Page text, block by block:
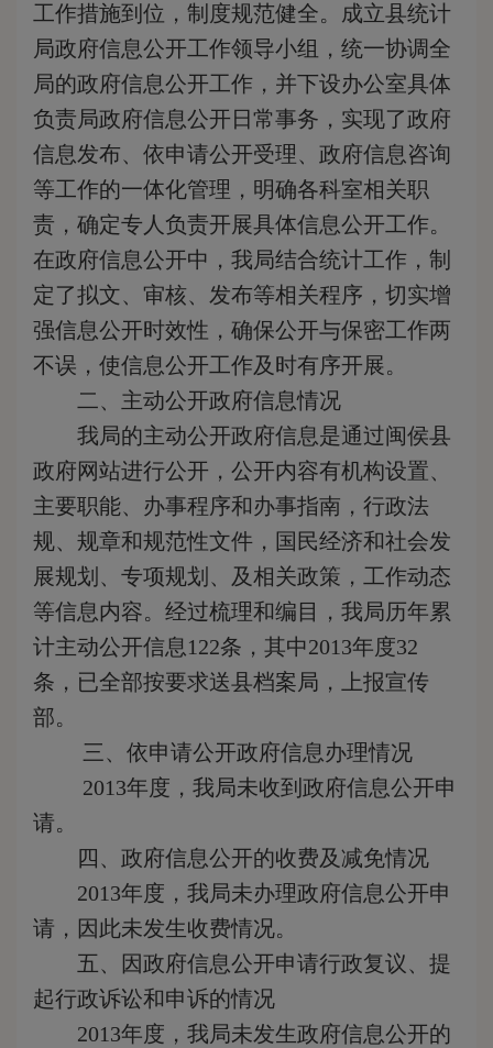
工作措施到位，制度规范健全。成立县统计
局政府信息公开工作领导小组，统一协调全
局的政府信息公开工作，并下设办公室具体
负责局政府信息公开日常事务，实现了政府
信息发布、依申请公开受理、政府信息咨询
等工作的一体化管理，明确各科室相关职
责，确定专人负责开展具体信息公开工作。
在政府信息公开中，我局结合统计工作，制
定了拟文、审核、发布等相关程序，切实增
强信息公开时效性，确保公开与保密工作两
不误，使信息公开工作及时有序开展。
二、主动公开政府信息情况
我局的主动公开政府信息是通过闽侯县
政府网站进行公开，公开内容有机构设置、
主要职能、办事程序和办事指南，行政法
规、规章和规范性文件，国民经济和社会发
展规划、专项规划、及相关政策，工作动态
等信息内容。经过梳理和编目，我局历年累
计主动公开信息122条，其中2013年度32
条，已全部按要求送县档案局，上报宣传
部。
三、依申请公开政府信息办理情况
2013年度，我局未收到政府信息公开申
请。
四、政府信息公开的收费及减免情况
2013年度，我局未办理政府信息公开申
请，因此未发生收费情况。
五、因政府信息公开申请行政复议、提
起行政诉讼和申诉的情况
2013年度，我局未发生政府信息公开的